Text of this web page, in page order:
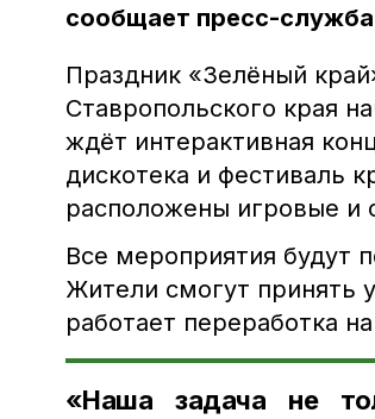
сообщает пресс-
Праздник «Зелёный
Ставропольского края
ждёт интерактивная
дискотека и фестиваль
расположены игровые и
Все мероприятия будут
Жители смогут принять
работает переработка
«Наша задача не